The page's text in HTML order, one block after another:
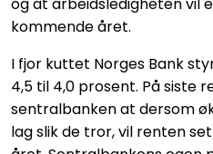
kommende året.
I fjor kuttet Norges Bank
4,5 til 4,0 prosent. På siste
sentralbanken at dersom
lag slik de tror, vil renten